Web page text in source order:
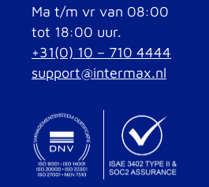
Ma t/m vr van 08:00
tot 18:00 uur.
+31(0) 10 – 710 4444
support@intermax.nl